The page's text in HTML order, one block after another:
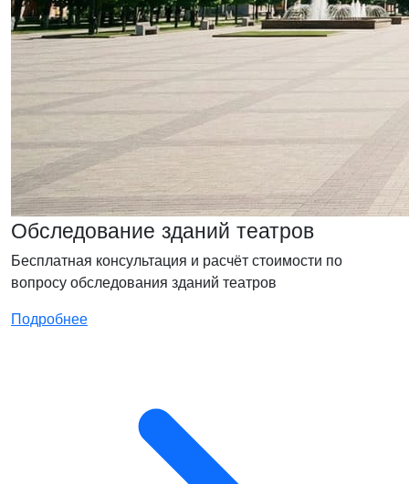
Обследование зданий театров
Бесплатная консультация и расчёт стоимости по
вопросу обследования зданий театров
Подробнее